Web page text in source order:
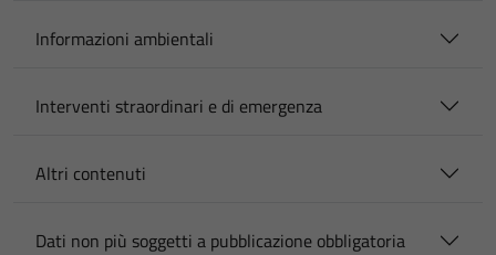
Informazioni ambientali
Interventi straordinari e di emergenza
Altri contenuti
Dati non più soggetti a pubblicazione obbligatoria